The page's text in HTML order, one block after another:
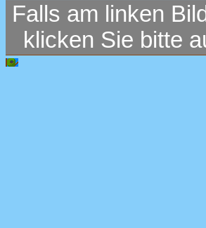
Falls am linken
klicken Sie bitte